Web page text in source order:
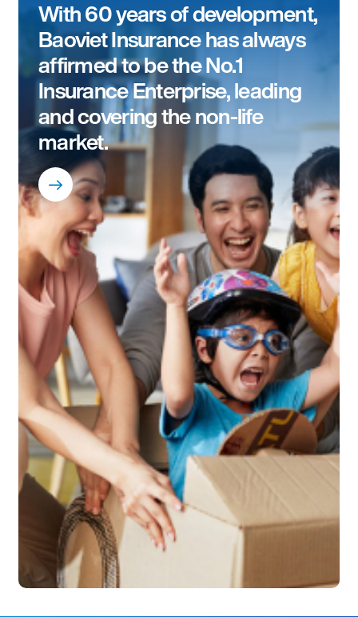
With 60 years of development,
Baoviet Insurance has always
affirmed to be the No.1
Insurance Enterprise, leading
and covering the non-life
market.